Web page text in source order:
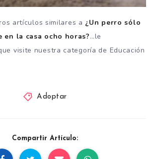
artículos similares a ¿Un perro sólo
en la casa ocho horas?…le
visite nuestra categoría de Educación
Adoptar
Compartir Artículo: